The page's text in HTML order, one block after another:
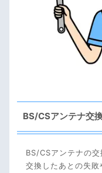
BS/CSアンテナ交
BS/CSアンテナの交
交換したあとの失敗